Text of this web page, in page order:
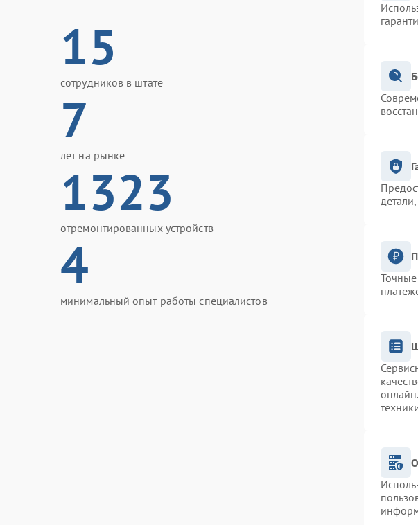
15
сотрудников в штате
7
лет на рынке
1323
отремонтированных устройств
4
минимальный опыт работы специалистов
Точные